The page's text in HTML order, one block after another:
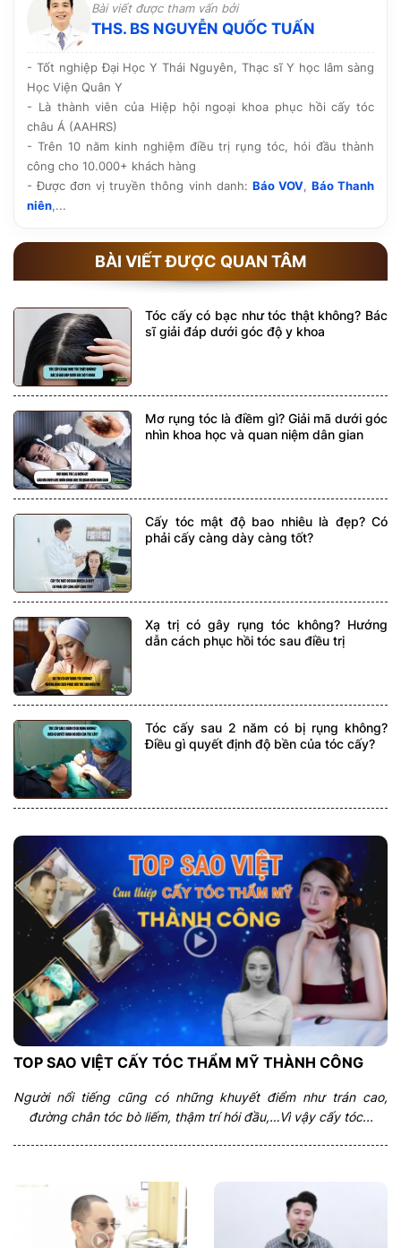
tiến. Ngoài ra, hãy tham khảo hình ảnh thực tế, phản
hồi của khách hàng và chính sách bảo hành, chăm sóc
Bài viết được tham vấn bởi
THS. BS NGUYỄN QUỐC TUẤN
- Tốt nghiệp Đại Học Y Thái Nguyên, Thạc sĩ Y học lâm sàng
Học Viện Quân Y
- Là thành viên của Hiệp hội ngoại khoa phục hồi cấy tóc
châu Á (AAHRS)
- Trên 10 năm kinh nghiệm điều trị rụng tóc, hói đầu thành
công cho 10.000+ khách hàng
- Được đơn vị truyền thông vinh danh: Báo VOV, Báo Thanh
niên,...
BÀI VIẾT ĐƯỢC QUAN TÂM
Tóc cấy có bạc như tóc thật không? Bác
sĩ giải đáp dưới góc độ y khoa
Mơ rụng tóc là điềm gì? Giải mã dưới góc
nhìn khoa học và quan niệm dân gian
Cấy tóc mật độ bao nhiêu là đẹp? Có
phải cấy càng dày càng tốt?
Xạ trị có gây rụng tóc không? Hướng
dẫn cách phục hồi tóc sau điều trị
Tóc cấy sau 2 năm có bị rụng không?
Điều gì quyết định độ bền của tóc cấy?
TOP SAO VIỆT CẤY TÓC THẨM MỸ THÀNH CÔNG
Người nổi tiếng cũng có những khuyết điểm như trán cao,
đường chân tóc bò liếm, thậm trí hói đầu,…Vì vậy cấy tóc...